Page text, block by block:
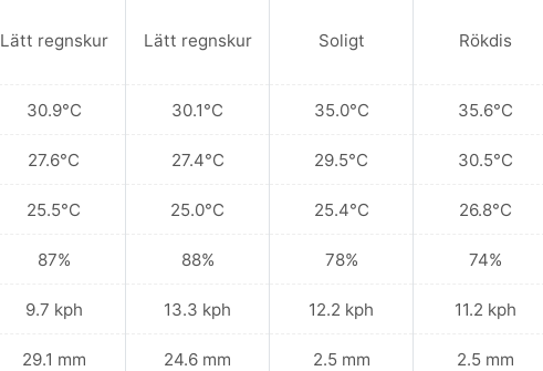
Lätt regnskur
30.9°C
27.6°C
25.5°C
87%
9.7 kph
29.1 mm
Lätt regnskur
30.1°C
27.4°C
25.0°C
88%
13.3 kph
24.6 mm
Soligt
35.0°C
29.5°C
25.4°C
78%
12.2 kph
2.5 mm
Rökdis
35.6°C
30.5°C
26.8°C
74%
11.2 kph
2.5 mm